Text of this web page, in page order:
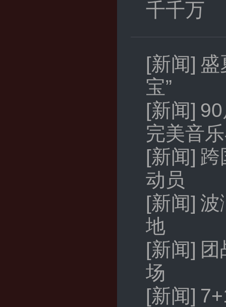
千千万
[新闻] 盛
宝”
[新闻]
完美音
[新闻] 跨
动员
[新闻] 波
地
[新闻]
场
[新闻]